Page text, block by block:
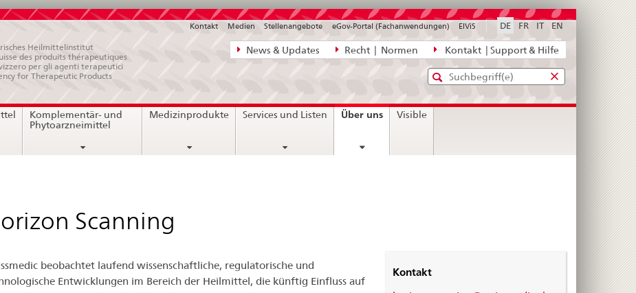
Direktnavigation
News,
Kontakt
News & Updates Recht | Normen Kontakt | Support & Hilfe
DE FR IT EN
Kontakt Medien Stellenangebote eGov-Portal (Fachanwendungen) ElViS
Heilmittelinstitut
des produits thérapeutiques
per gli agenti terapeutici
for Therapeutic Products
Standard-
Suche
Eingabefenster
diefür
Komplementär- und
Phytoarzneimittel
Medizinprodukte Services und Listen Über unscurrent
Visible
Scanning
beobachtet laufend wissenschaftliche, regulatorische und
Entwicklungen im Bereich der Heilmittel, die künftig Einfluss auf
Kontakt